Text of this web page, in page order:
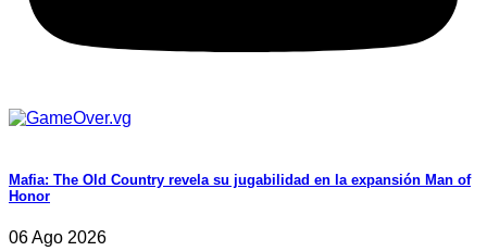
Mafia: The Old Country revela su jugabilidad en la expansión Man of
Honor
06 Ago 2026